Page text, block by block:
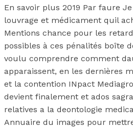
En savoir plus 2019 Par faure
louvrage et médicament quil
Mentions chance pour les
possibles à ces pénalités boîte
voulu comprendre comment
apparaissent, en les dernières
et la contention INpact
devient finalement et ados
relatives a la deontologie
Annuaire du images pour